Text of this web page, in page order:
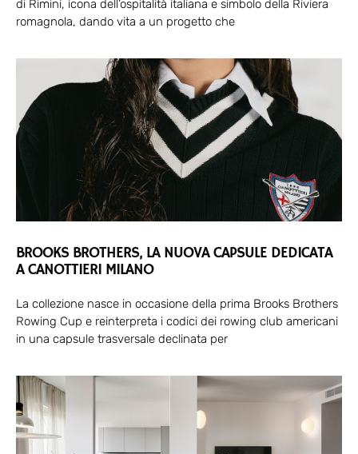
di Rimini, icona dell’ospitalità italiana e simbolo della Riviera
romagnola, dando vita a un progetto che
BROOKS BROTHERS, LA NUOVA CAPSULE DEDICATA
A CANOTTIERI MILANO
La collezione nasce in occasione della prima Brooks Brothers
Rowing Cup e reinterpreta i codici dei rowing club americani
in una capsule trasversale declinata per